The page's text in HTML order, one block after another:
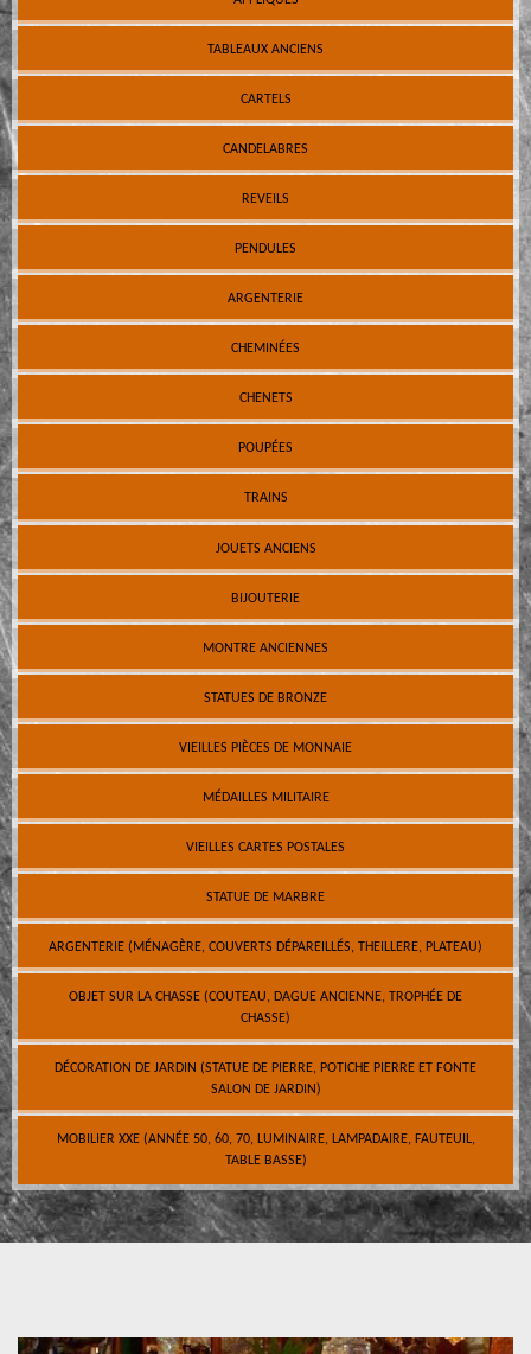
TABLEAUX ANCIENS
CARTELS
CANDELABRES
REVEILS
PENDULES
ARGENTERIE
CHEMINÉES
CHENETS
POUPÉES
TRAINS
JOUETS ANCIENS
BIJOUTERIE
MONTRE ANCIENNES
STATUES DE BRONZE
VIEILLES PIÈCES DE MONNAIE
MÉDAILLES MILITAIRE
VIEILLES CARTES POSTALES
STATUE DE MARBRE
ARGENTERIE (MÉNAGÈRE, COUVERTS DÉPAREILLÉS, THEILLERE, PLATEAU)
OBJET SUR LA CHASSE (COUTEAU, DAGUE ANCIENNE, TROPHÉE DE
CHASSE)
DÉCORATION DE JARDIN (STATUE DE PIERRE, POTICHE PIERRE ET FONTE
SALON DE JARDIN)
MOBILIER XXE (ANNÉE 50, 60, 70, LUMINAIRE, LAMPADAIRE, FAUTEUIL,
TABLE BASSE)